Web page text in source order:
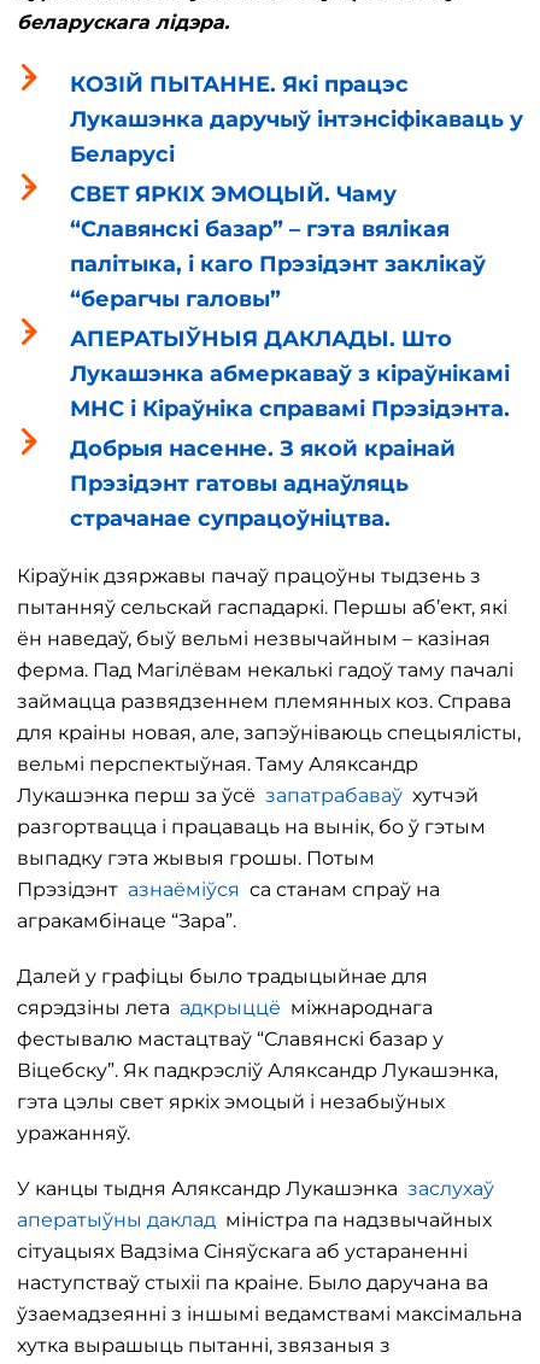
беларускага лідэра.
КОЗІЙ ПЫТАННЕ. Які працэс
Лукашэнка даручыў інтэнсіфікаваць у
Беларусі
СВЕТ ЯРКІХ ЭМОЦЫЙ. Чаму
“Славянскі базар” – гэта вялікая
палітыка, і каго Прэзідэнт заклікаў
“берагчы галовы”
АПЕРАТЫЎНЫЯ ДАКЛАДЫ. Што
Лукашэнка абмеркаваў з кіраўнікамі
МНС і Кіраўніка справамі Прэзідэнта.
Добрыя насенне. З якой краінай
Прэзідэнт гатовы аднаўляць
страчанае супрацоўніцтва.
Кіраўнік дзяржавы пачаў працоўны тыдзень з
пытанняў сельскай гаспадаркі. Першы аб’ект, які
ён наведаў, быў вельмі незвычайным – казіная
ферма. Пад Магілёвам некалькі гадоў таму пачалі
займацца развядзеннем племянных коз. Справа
для краіны новая, але, запэўніваюць спецыялісты,
вельмі перспектыўная. Таму Аляксандр
Лукашэнка перш за ўсё запатрабаваў хутчэй
разгортвацца і працаваць на вынік, бо ў гэтым
выпадку гэта жывыя грошы. Потым
Прэзідэнт азнаёміўся са станам спраў на
агракамбінаце “Зара”.
Далей у графіцы было традыцыйнае для
сярэдзіны лета адкрыццё міжнароднага
фестывалю мастацтваў “Славянскі базар у
Віцебску”. Як падкрэсліў Аляксандр Лукашэнка,
гэта цэлы свет яркіх эмоцый і незабыўных
уражанняў.
У канцы тыдня Аляксандр Лукашэнка заслухаў
аператыўны даклад міністра па надзвычайных
сітуацыях Вадзіма Сіняўскага аб устараненні
наступстваў стыхіі па краіне. Было даручана ва
ўзаемадзеянні з іншымі ведамствамі максімальна
хутка вырашыць пытанні, звязаныя з